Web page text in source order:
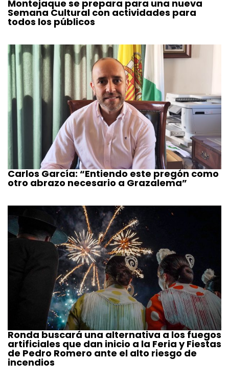
Montejaque se prepara para una nueva
Semana Cultural con actividades para
todos los públicos
Carlos García: “Entiendo este pregón como
otro abrazo necesario a Grazalema”
Ronda buscará una alternativa a los fuegos
artificiales que dan inicio a la Feria y Fiestas
de Pedro Romero ante el alto riesgo de
incendios